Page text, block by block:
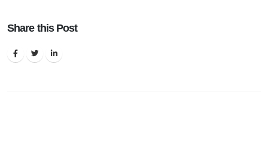
Share this Post